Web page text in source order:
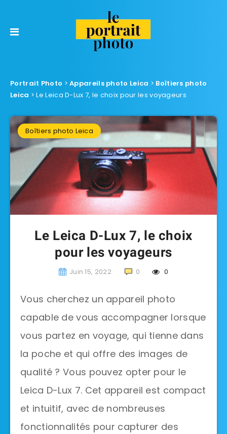
Portrait Photo >Appareils photo Leica > Boîtiers photo
Leica >Le Leica D-Lux 7, le choix pour les voyageurs
Boîtiers photo Leica
Le Leica D-Lux 7, le choix
pour les voyageurs
Juin 15, 2022 0 0
Vous cherchez un appareil photo
capable de vous accompagner lorsque
vous partez en voyage, qui tienne dans
la poche et qui offre des images de
qualité ? Vous pouvez opter pour le
Leica D-Lux 7. Cet appareil est compact
et intuitif, avec de nombreuses
fonctionnalités pour capturer des